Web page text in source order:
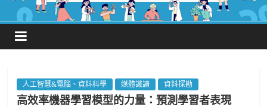
人工智慧&電腦、資料科學 媒體識讀 資料探勘
高效率機器學習模型的力量：預測學習者表現